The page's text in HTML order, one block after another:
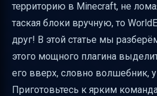
Как проверить размер
Практический пример:
блоков
Дополнительные
работы с регионом
территорию в Minecraft, не
таская блоки вручную, то
друг! В этой статье мы
этого мощного плагина
его вверх, словно волшебник,
Приготовьтесь к ярким